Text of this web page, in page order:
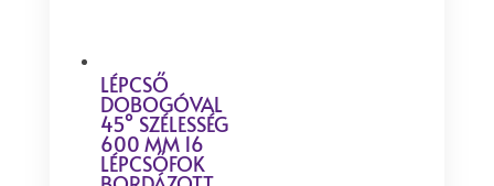
LÉPCSŐ
DOBOGÓVAL
45° SZÉLESSÉG
600 MM 16
LÉPCSŐFOK